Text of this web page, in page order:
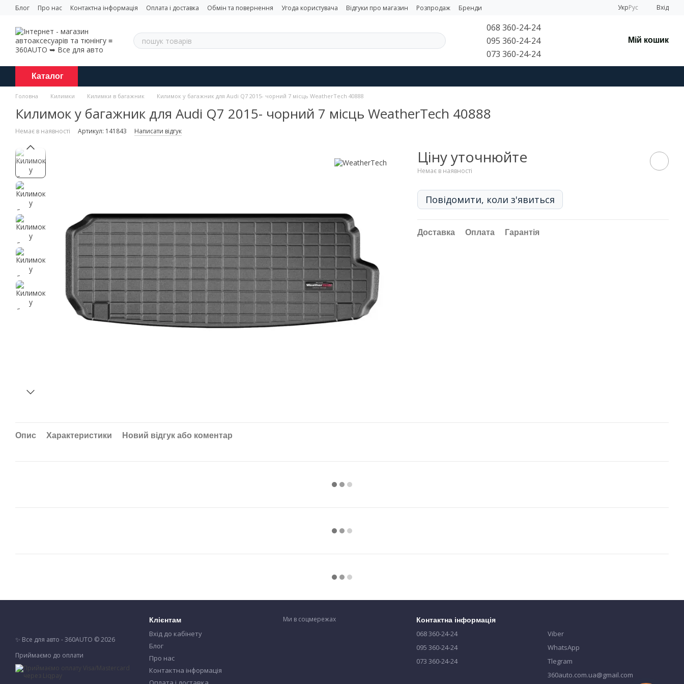
Перейти до основного контенту
Блог Про нас Контактна інформація Оплата і доставка Обмін та повернення Угода користувача Відгуки про магазин Розпродаж Бренди УкрРус Вхід
068 360-24-24
095 360-24-24
073 360-24-24
Мій кошик
Каталог
Головна Килимки Килимки в багажник Килимок у багажник для Audi Q7 2015- чорний 7 місць WeatherTech 40888
Килимок у багажник для Audi Q7 2015- чорний 7 місць WeatherTech 40888
Немає в наявності Артикул: 141843 Написати відгук
Ціну уточнюйте
Немає в наявності
Повідомити, коли з'явиться
Доставка Оплата Гарантія
Опис Характеристики Новий відгук або коментар
✨ Все для авто - 360AUTO © 2026
Приймаємо до оплати
Клієнтам
Вхід до кабінету
Блог
Про нас
Контактна інформація
Ми в соцмережах Контактна інформація
068 360-24-24
095 360-24-24
073 360-24-24
Viber
WhatsApp
Tlegram
360auto.com.ua@gmail.com